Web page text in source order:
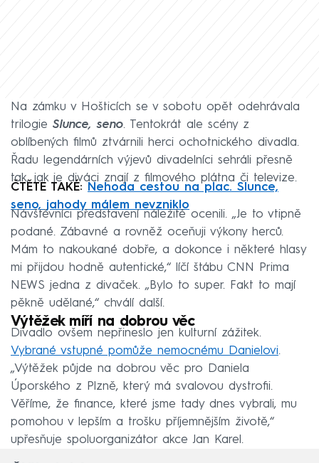
Na zámku v Hošticích se v sobotu opět odehrávala
trilogie Slunce, seno. Tentokrát ale scény z
oblíbených filmů ztvárnili herci ochotnického divadla.
Řadu legendárních výjevů divadelníci sehráli přesně
tak, jak je diváci znají z filmového plátna či televize.
ČTĚTE TAKÉ:
Nehoda cestou na plac. Slunce,
seno, jahody málem nevzniklo
Návštěvníci představení náležitě ocenili. „Je to vtipně
podané. Zábavné a rovněž oceňuji výkony herců.
Mám to nakoukané dobře, a dokonce i některé hlasy
mi přijdou hodně autentické,“ líčí štábu CNN Prima
NEWS jedna z divaček. „Bylo to super. Fakt to mají
pěkně udělané,“ chválí další.
Výtěžek míří na dobrou věc
Divadlo ovšem nepřineslo jen kulturní zážitek.
Vybrané vstupné pomůže nemocnému Danielovi.
„Výtěžek půjde na dobrou věc pro Daniela
Úporského z Plzně, který má svalovou dystrofii.
Věříme, že finance, které jsme tady dnes vybrali, mu
pomohou v lepším a trošku příjemnějším životě,“
upřesňuje spoluorganizátor akce Jan Karel.